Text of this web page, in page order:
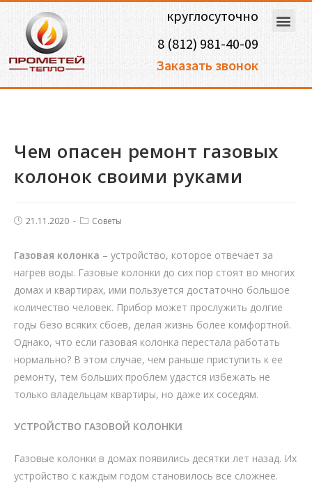
круглосуточно
8 (812) 981-40-09
Заказать звонок
Чем опасен ремонт газовых
колонок своими руками
21.11.2020 Советы
Газовая колонка – устройство, которое отвечает за
нагрев воды. Газовые колонки до сих пор стоят во многих
домах и квартирах, ими пользуется достаточно большое
количество человек. Прибор может прослужить долгие
годы безо всяких сбоев, делая жизнь более комфортной.
Однако, что если газовая колонка перестала работать
нормально? В этом случае, чем раньше приступить к ее
ремонту, тем больших проблем удастся избежать не
только владельцам квартиры, но даже их соседям.
УСТРОЙСТВО ГАЗОВОЙ КОЛОНКИ
Газовые колонки в домах появились десятки лет назад. Их
устройство с каждым годом становилось все сложнее.